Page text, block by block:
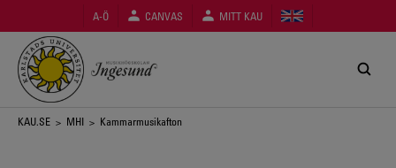
huvudinnehåll
A-Ö CANVAS MITT KAU
Länkstig
KAU.SE > MHI > Kammarmusikafton